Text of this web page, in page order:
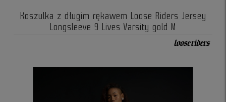
Koszulka z długim rękawem Loose Riders Jersey
Longsleeve 9 Lives Varsity gold M